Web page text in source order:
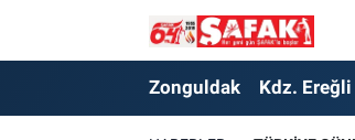
Zonguldak Kdz. Ereğli
Zonguldak
Zonguldak Nöbetçi Eczaneler